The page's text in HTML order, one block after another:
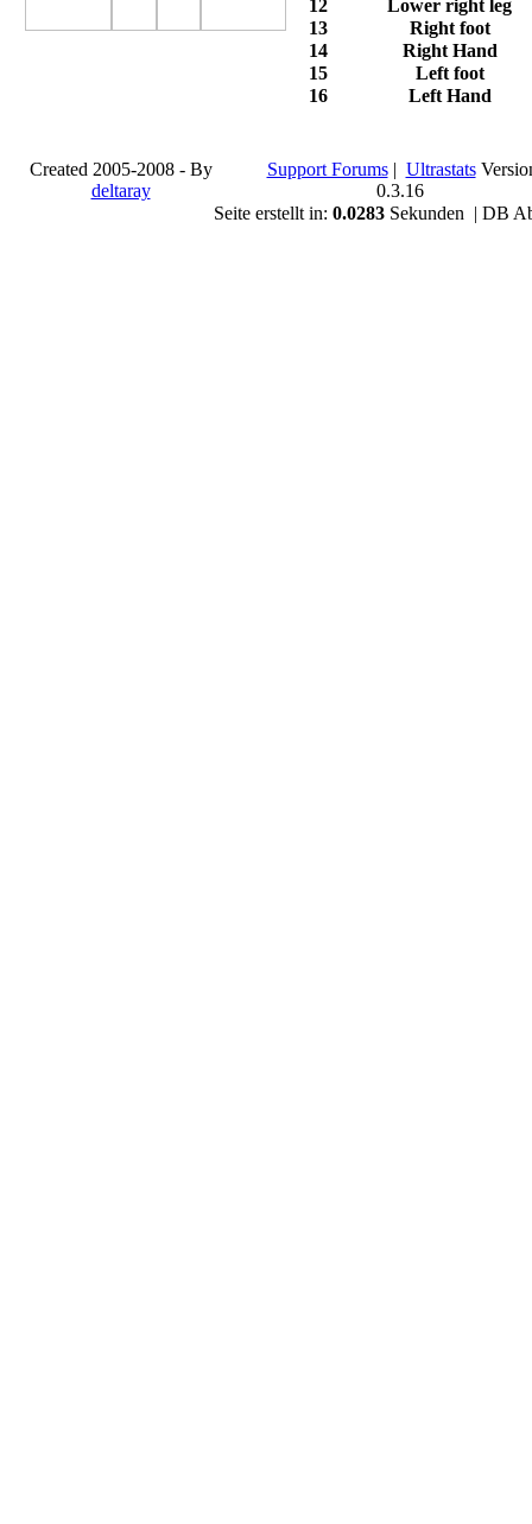
12
Lower right leg
13
Right foot
14
Right Hand
15
Left foot
16
Left Hand
Created 2005-2008 - By
deltaray
Support Forums| Ultrastats
0.3.16
Seite erstellt in: 0.0283 Sekunden | DB